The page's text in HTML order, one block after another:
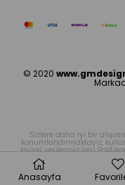
© 2020
Sizlere daha iyi bir
konumlandırmaktayız,
kişisel verileriniz Veri
ve yöntemlerle
Anasayfa